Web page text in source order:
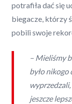
potrafiła dać się
biegacze, którzy
pobili swoje
– Mieliśmy
było
jeszcze